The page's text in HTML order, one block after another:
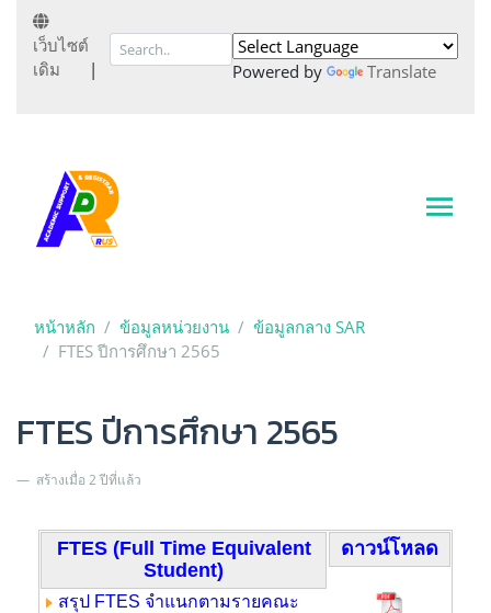
เว็บไซต์
เดิม
| Powered by Translate
หน้าหลัก ข้อมูลหน่วยงาน
ข้อมูลกลาง SAR
FTES ปีการศึกษา 2565
FTES ปีการศึกษา 2565
สร้างเมื่อ 2 ปีที่แล้ว
FTES (Full Time Equivalent
Student)
ดาวน์โหลด
สรุป FTES จำแนกตามรายคณะ